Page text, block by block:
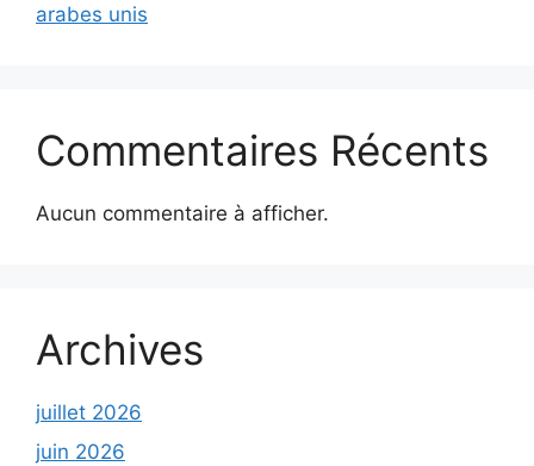
arabes unis
Commentaires Récents
Aucun commentaire à afficher.
Archives
juillet 2026
juin 2026